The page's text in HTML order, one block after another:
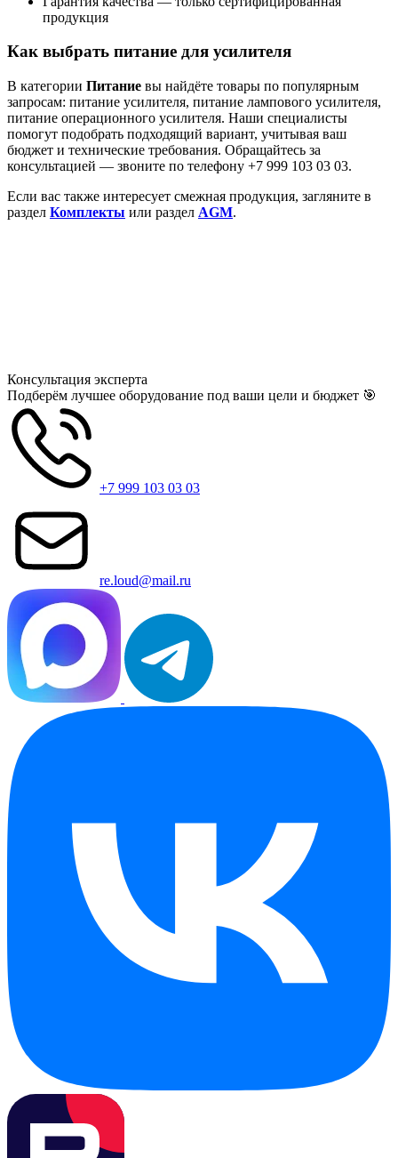
продукция
Как выбрать питание для усилителя
В категории Питание вы найдёте товары по популярным
запросам: питание усилителя, питание лампового усилителя,
питание операционного усилителя. Наши специалисты
помогут подобрать подходящий вариант, учитывая ваш
бюджет и технические требования. Обращайтесь за
консультацией — звоните по телефону +7 999 103 03 03.
Если вас также интересует смежная продукция, загляните в
раздел Комплекты или раздел AGM.
Консультация эксперта
Подберём лучшее оборудование под ваши цели и бюджет 🎯
+7 999 103 03 03
re.loud@mail.ru